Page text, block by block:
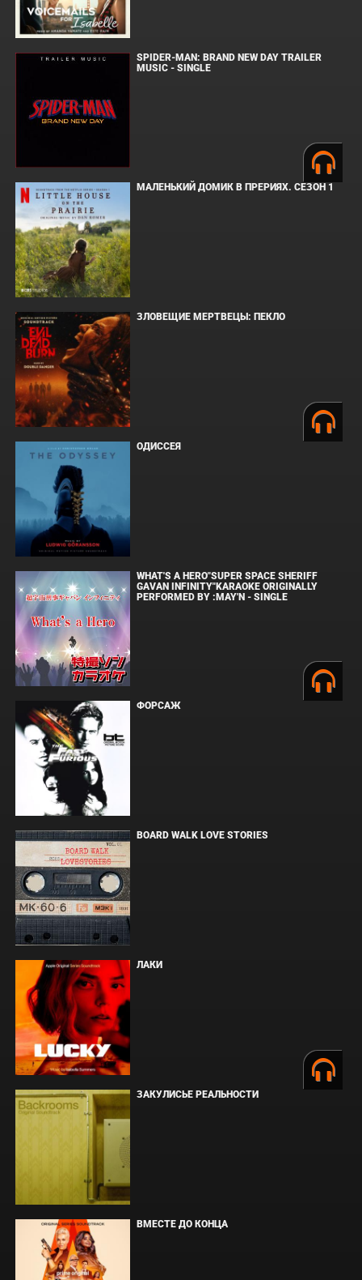
SPIDER-MAN: BRAND NEW DAY TRAILER
MUSIC - SINGLE
МАЛЕНЬКИЙ ДОМИК В ПРЕРИЯХ. СЕЗОН 1
ЗЛОВЕЩИЕ МЕРТВЕЦЫ: ПЕКЛО
ОДИССЕЯ
WHAT'S A HERO"SUPER SPACE SHERIFF
GAVAN INFINITY"KARAOKE ORIGINALLY
PERFORMED BY :MAY'N - SINGLE
ФОРСАЖ
BOARD WALK LOVE STORIES
ЛАКИ
ЗАКУЛИСЬЕ РЕАЛЬНОСТИ
ВМЕСТЕ ДО КОНЦА